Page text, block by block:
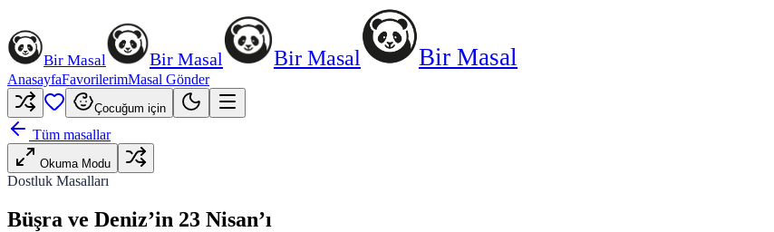
Bir Masal Bir Masal Bir Masal Bir Masal
AnasayfaFavorilerimMasal Gönder
Çocuğum için
Tüm masallar
Okuma Modu
Dostluk Masalları
Büşra ve Deniz’in 23 Nisan’ı